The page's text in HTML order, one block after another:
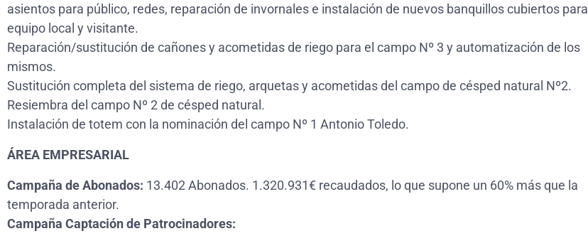
asientos para público, redes, reparación de invornales e instalación de nuevos banquillos cubiertos para
equipo local y visitante.
Reparación/sustitución de cañones y acometidas de riego para el campo Nº 3 y automatización de los
mismos.
Sustitución completa del sistema de riego, arquetas y acometidas del campo de césped natural Nº2.
Resiembra del campo Nº 2 de césped natural.
Instalación de totem con la nominación del campo Nº 1 Antonio Toledo.
ÁREA EMPRESARIAL
Campaña de Abonados: 13.402 Abonados. 1.320.931€ recaudados, lo que supone un 60% más que la
temporada anterior.
Campaña Captación de Patrocinadores: